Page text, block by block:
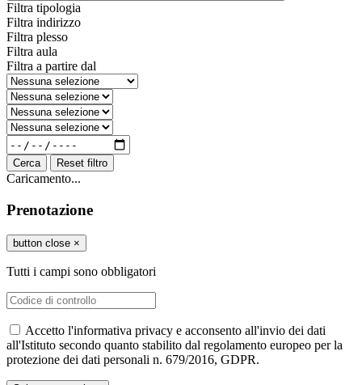
Filtra tipologia
Filtra indirizzo
Filtra plesso
Filtra aula
Filtra a partire dal
Cerca Reset filtro
Caricamento...
Prenotazione
button close ×
Tutti i campi sono obbligatori
Accetto l'informativa privacy e acconsento all'invio dei dati
all'Istituto secondo quanto stabilito dal regolamento europeo per la
protezione dei dati personali n. 679/2016, GDPR.